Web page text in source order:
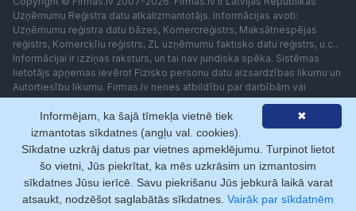
Uzņēmumu Reģistra datu atkalizmantotājs. Informācijas avoti:
Uzņēmumu reģistra datu bāzes, Komercreģistrs, Maksātnespējas
reģistrs, Komercķīlu reģistrs, ZL uzņēmumu faktisko datu reģistrs, u.c..
Informācijai ir izziņas raksturs, un tai nav juridiska spēka. Sistēmas
lietotājs apņemas ievērot Fizisko personu datu aizsardzības likumu un
Autortiesību likumu. Firmas.lv nenes atbildību par darbībām vai
lēmumiem, kas balstīti uz saņemto pakalpojumu. Lietotājam aizliegts
izmantot jebkādas automatizētas sistēmas vai iekārtas (robotus)
piekļuvei sistēmai bez rakstiskas saskaņošanas ar Firmas.lv. Galvenā
redaktore: Ingūna Pempere.
Lietošanas noteikumi
Privātuma politika Norēķini ar
✖
Informējam, ka šajā tīmekļa vietnē tiek
izmantotas sīkdatnes (angļu val. cookies).
Sīkdatne uzkrāj datus par vietnes apmeklējumu. Turpinot lietot
šo vietni, Jūs piekrītat, ka mēs uzkrāsim un izmantosim
sīkdatnes Jūsu ierīcē. Savu piekrišanu Jūs jebkurā laikā varat
atsaukt, nodzēšot saglabātās sīkdatnes. Vairāk par sīkdatnēm